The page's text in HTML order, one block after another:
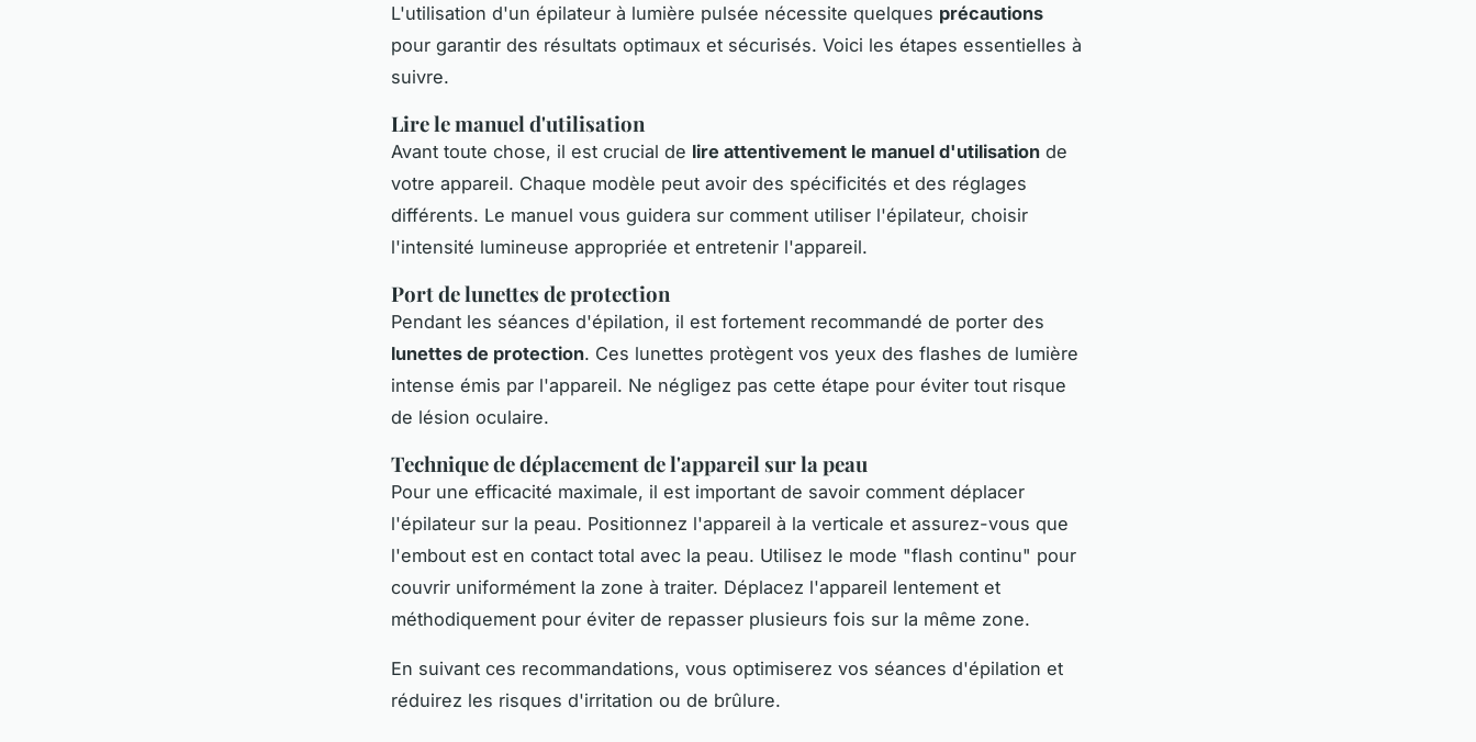
L'utilisation d'un épilateur à lumière pulsée nécessite quelques précautions
pour garantir des résultats optimaux et sécurisés. Voici les étapes essentielles à
suivre.
Lire le manuel d'utilisation
Avant toute chose, il est crucial de lire attentivement le manuel d'utilisation de
votre appareil. Chaque modèle peut avoir des spécificités et des réglages
différents. Le manuel vous guidera sur comment utiliser l'épilateur, choisir
l'intensité lumineuse appropriée et entretenir l'appareil.
Port de lunettes de protection
Pendant les séances d'épilation, il est fortement recommandé de porter des
lunettes de protection. Ces lunettes protègent vos yeux des flashes de lumière
intense émis par l'appareil. Ne négligez pas cette étape pour éviter tout risque
de lésion oculaire.
Technique de déplacement de l'appareil sur la peau
Pour une efficacité maximale, il est important de savoir comment déplacer
l'épilateur sur la peau. Positionnez l'appareil à la verticale et assurez-vous que
l'embout est en contact total avec la peau. Utilisez le mode "flash continu" pour
couvrir uniformément la zone à traiter. Déplacez l'appareil lentement et
méthodiquement pour éviter de repasser plusieurs fois sur la même zone.
En suivant ces recommandations, vous optimiserez vos séances d'épilation et
réduirez les risques d'irritation ou de brûlure.